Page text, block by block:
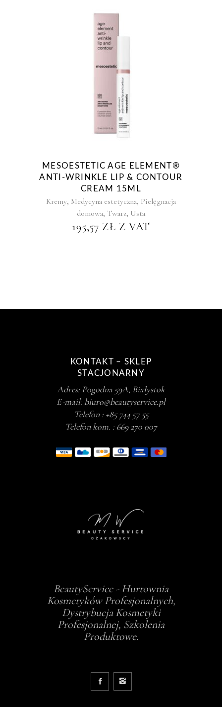
MESOESTETIC AGE ELEMENT®
ANTI-WRINKLE LIP & CONTOUR
CREAM 15ML
Kremy, Medycyna estetyczna, Pielęgnacja
domowa, Twarz, Usta
195,57 ZŁ Z VAT
KONTAKT – SKLEP
STACJONARNY
Adres: Pogodna 59A, Białystok
E-mail: biuro@beautyservice.pl
Telefon : +85 744 57 55
Telefon kom. : 669 270 007
BeautyService - Hurtownia
Kosmetyków Profesjonalnych,
Dystrybucja Kosmetyki
Profesjonalnej, Szkolenia
Produktowe.